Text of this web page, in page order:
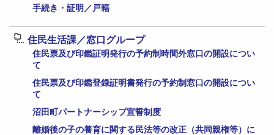
手続き・証明／戸籍
住民生活課／窓口グループ
住民票及び印鑑証明発行の予約制時間外窓口の開設につい
て
住民票及び印鑑登録証明書発行の予約制窓口の開設につい
て
沼田町パートナーシップ宣誓制度
離婚後の子の養育に関する民法等の改正（共同親権等）に